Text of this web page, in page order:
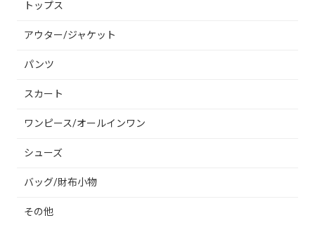
トップス
アウター/ジャケット
パンツ
スカート
ワンピース/オールインワン
シューズ
バッグ/財布小物
その他